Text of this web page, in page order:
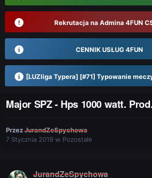
Rekrutacja na Admina 4FUN
CENNIK USŁUG 4FUN
[LUZliga Typera] [#71] Typowanie
Major SPZ - Hps 1000 watt.
PrzezJurandZeSpychowa
7 Stycznia 2019 w Pozostałe
JurandZeSpychowa